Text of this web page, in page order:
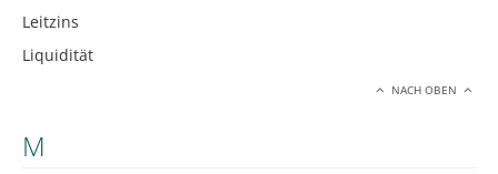
Leitzins
Liquidität
NACH OBEN
M